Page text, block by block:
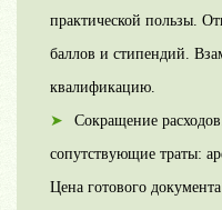
практической пользы.
баллов и стипендий.
квалификацию.
Сокращение
сопутствующие траты:
Цена готового